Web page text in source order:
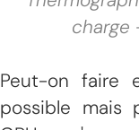
charge
Peut-on faire
possible mais